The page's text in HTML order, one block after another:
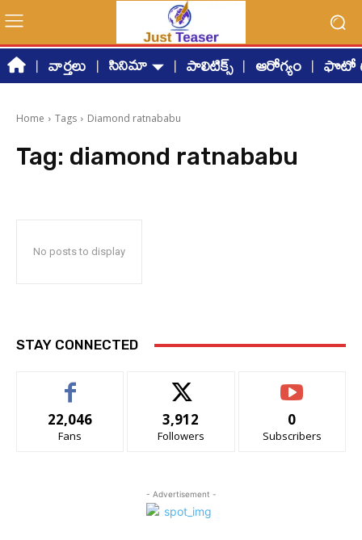
వార్తలు సినిమా పాలిటిక్స్ ఆరోగ్యం ఫొటో
Home Tags Diamond ratnababu
Tag: diamond ratnababu
No posts to display
STAY CONNECTED
22,046
Fans
3,912
Followers
0
Subscribers
- Advertisement -